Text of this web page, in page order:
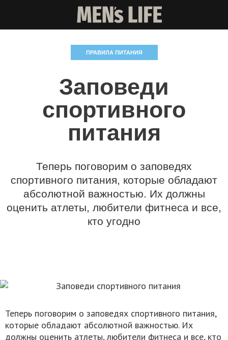
ПРАВИЛА ПИТАНИЯ
Заповеди
спортивного
питания
Теперь поговорим о заповедях
спортивного питания, которые обладают
абсолютной важностью. Их должны
оценить атлеты, любители фитнеса и все,
кто угодно
Теперь поговорим о заповедях спортивного питания,
которые обладают абсолютной важностью. Их
должны оценить атлеты, любители фитнеса и все, кто